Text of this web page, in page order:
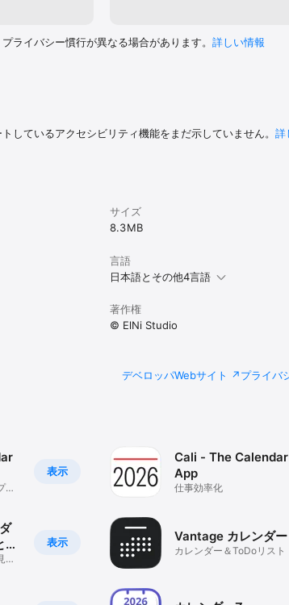
ライバシー慣行が異なる場合があります。 詳しい情報
しているアクセシビリティ機能をまだ示していません。 詳
サイズ
8.3 MB
言語
日本語とその他4言語
著作権
© ElNi Studio
デベロッパWebサイト プライバ
表示
ラ
表示
豊
や
Cali - The Calendar
App
仕事効率化
Vantage カレンダー
カレンダー＆ToDoリスト